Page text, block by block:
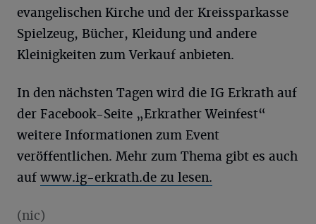
evangelischen Kirche und der Kreissparkasse
Spielzeug, Bücher, Kleidung und andere
Kleinigkeiten zum Verkauf anbieten.
In den nächsten Tagen wird die IG Erkrath auf
der Facebook-Seite „Erkrather Weinfest“
weitere Informationen zum Event
veröffentlichen. Mehr zum Thema gibt es auch
auf www.ig-erkrath.de zu lesen.
(nic)